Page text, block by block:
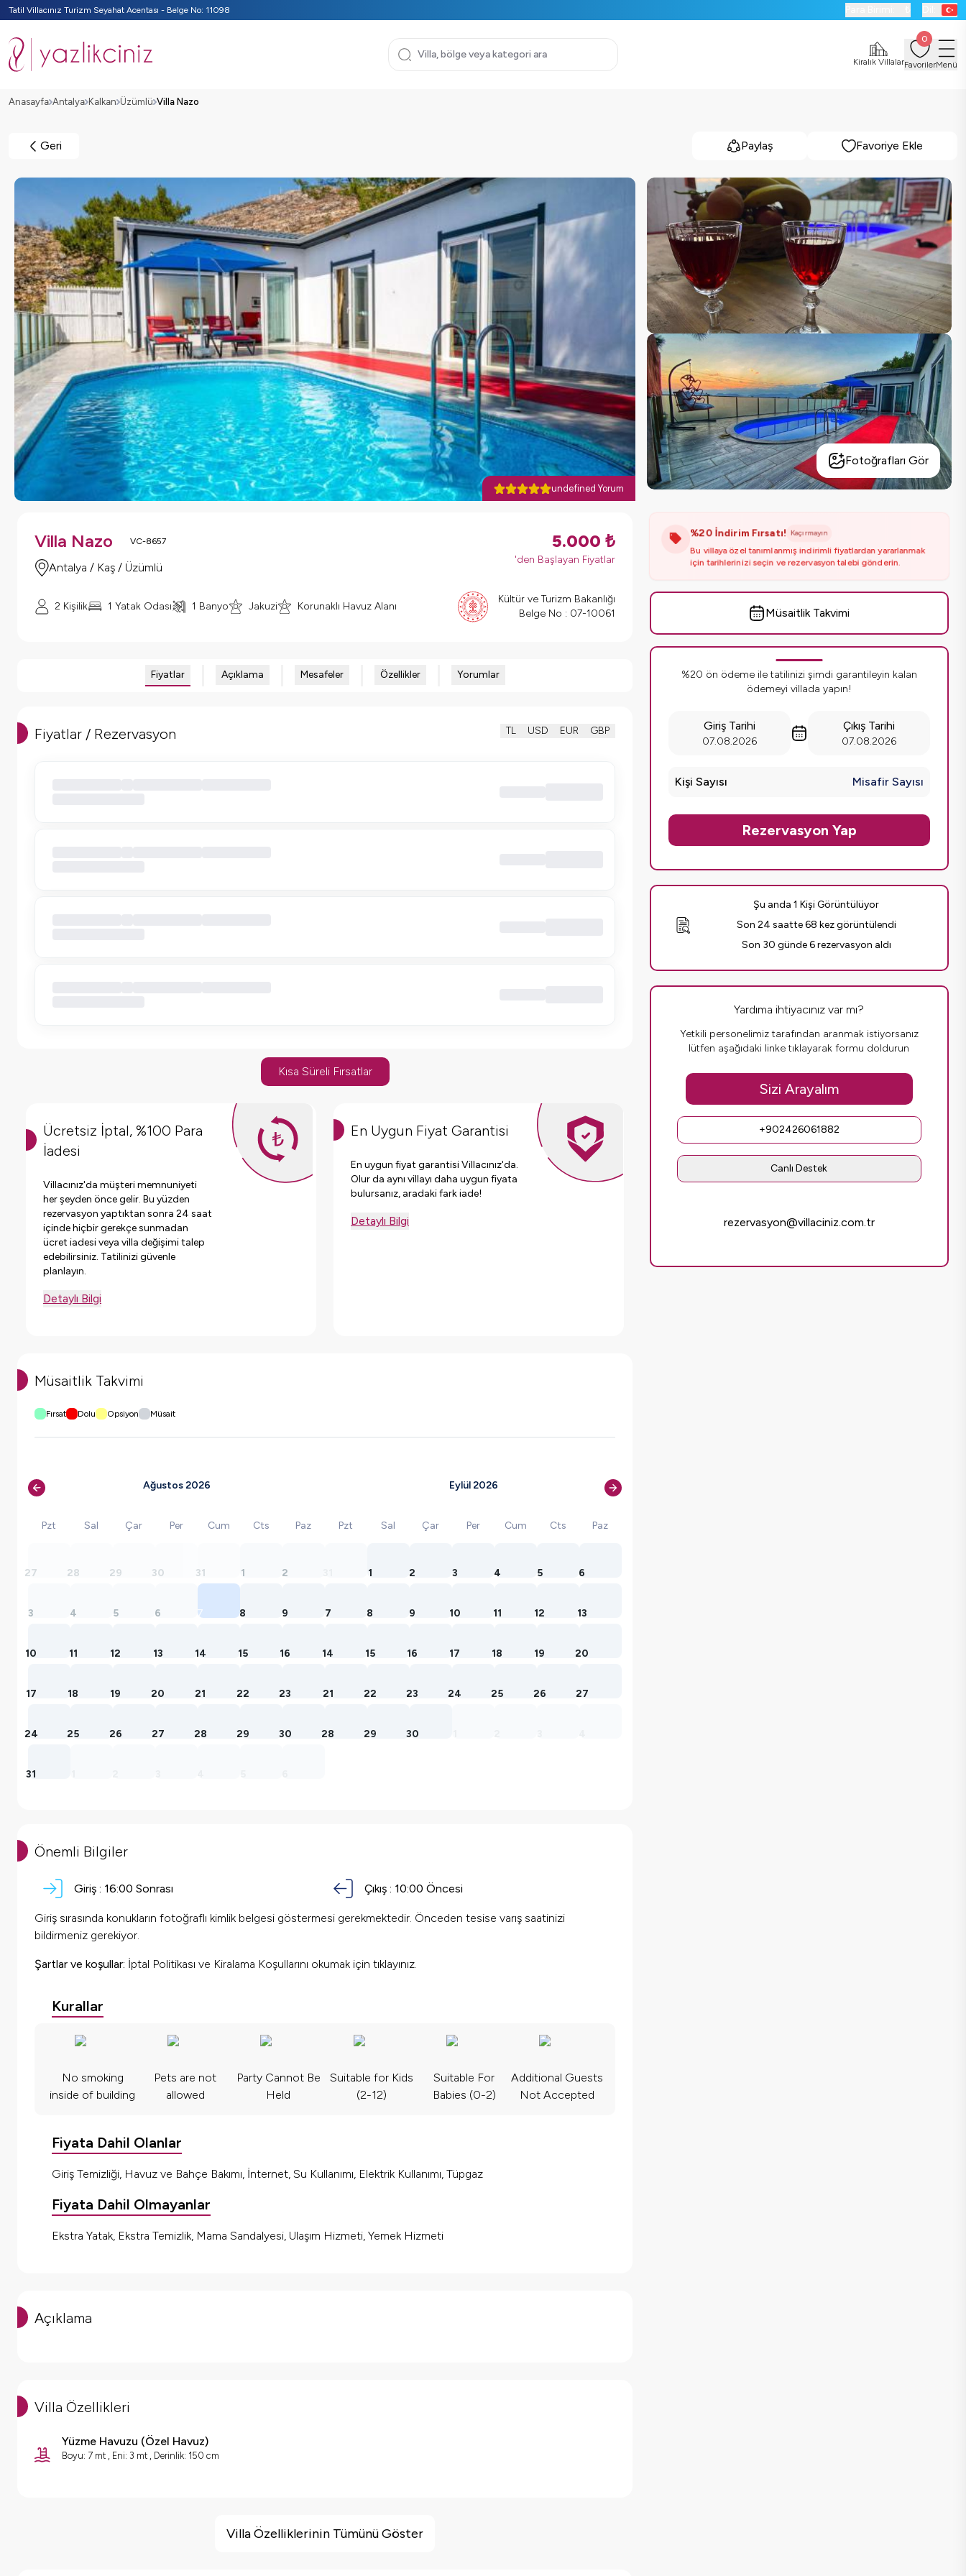
Tatil Villacınız Turizm Seyahat Acentası - Belge No: 11098
Kiralık Villalar
0
FavorilerMenü
Anasayfa Antalya Kalkan Üzümlü Villa Nazo
Geri Paylaş Favoriye Ekle
undefined Yorum
Fotoğrafları Gör
Villa Nazo VC-8657
Antalya / Kaş / Üzümlü
5.000 ₺
'den Başlayan Fiyatlar
2 Kişilik 1 Yatak Odası 1 Banyo Jakuzi Korunaklı Havuz Alanı
Kültür ve Turizm Bakanlığı
Belge No : 07-10061
Fiyatlar Açıklama Mesafeler Özellikler Yorumlar
Fiyatlar / Rezervasyon TL USD EUR GBP
Kısa Süreli Fırsatlar
Ücretsiz İptal, %100 Para
İadesi
Villacınız'da müşteri memnuniyeti
her şeyden önce gelir. Bu yüzden
rezervasyon yaptıktan sonra 24 saat
içinde hiçbir gerekçe sunmadan
ücret iadesi veya villa değişimi talep
edebilirsiniz. Tatilinizi güvenle
planlayın.
Detaylı Bilgi
En Uygun Fiyat Garantisi
En uygun fiyat garantisi Villacınız'da.
Olur da aynı villayı daha uygun fiyata
bulursanız, aradaki fark iade!
Detaylı Bilgi
Müsaitlik Takvimi
Fırsat Dolu Opsiyon Müsait
Ağustos 2026
Pzt Sal Çar Per Cum Cts Paz
27 28 29 30 31 1 2
3 4 5 6 7 8 9
10 11 12 13 14 15 16
17 18 19 20 21 22 23
24 25 26 27 28 29 30
31
Eylül 2026
Pzt Sal Çar Per Cum Cts Paz
1 2 3 4 5 6
7 8 9 10 11 12 13
14 15 16 17 18 19 20
21 22 23 24 25 26 27
28 29 30
Önemli Bilgiler
Giriş : 16:00 Sonrası Çıkış : 10:00 Öncesi
Giriş sırasında konukların fotoğraflı kimlik belgesi göstermesi gerekmektedir. Önceden tesise varış saatinizi
bildirmeniz gerekiyor.
Şartlar ve koşullar: İptal Politikası ve Kiralama Koşullarını okumak için tıklayınız.
Kurallar
No smoking
inside of building
Pets are not
allowed
Party Cannot Be
Held
Suitable for Kids
(2-12)
Suitable For
Babies (0-2)
Additional Guests
Not Accepted
Fiyata Dahil Olanlar
Giriş Temizliği, Havuz ve Bahçe Bakımı, İnternet, Su Kullanımı, Elektrik Kullanımı, Tüpgaz
Fiyata Dahil Olmayanlar
Ekstra Yatak, Ekstra Temizlik, Mama Sandalyesi, Ulaşım Hizmeti, Yemek Hizmeti
Açıklama
Villa Özellikleri
Yüzme Havuzu (Özel Havuz)
Boyu: 7 mt , Eni: 3 mt , Derinlik: 150 cm
Villa Özelliklerinin Tümünü Göster
%20 İndirim Fırsatı! Kaçırmayın
Bu villaya özel tanımlanmış indirimli fiyatlardan yararlanmak
için tarihlerinizi seçin ve rezervasyon talebi gönderin.
Müsaitlik Takvimi
%20 ön ödeme ile tatilinizi şimdi garantileyin kalan
ödemeyi villada yapın!
Giriş Tarihi
07.08.2026
Çıkış Tarihi
07.08.2026
Kişi Sayısı Misafir Sayısı
Rezervasyon Yap
Şu anda 1 Kişi Görüntülüyor
Son 24 saatte 68 kez görüntülendi
Son 30 günde 6 rezervasyon aldı
Yardıma ihtiyacınız var mı?
Yetkili personelimiz tarafından aranmak istiyorsanız
lütfen aşağıdaki linke tıklayarak formu doldurun
Sizi Arayalım
+902426061882
Canlı Destek
rezervasyon@villaciniz.com.tr